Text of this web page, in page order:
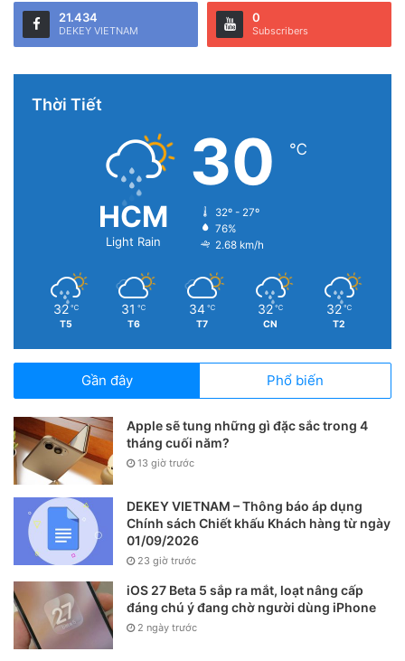
21.434
DEKEY VIETNAM
0
Subscribers
Thời Tiết
HCM
Light Rain
30 ℃
32º - 27º
76%
2.68 km/h
32 ℃
T5
31 ℃
T6
34 ℃
T7
32 ℃
CN
32 ℃
T2
Gần đây Phổ biến
Apple sẽ tung những gì đặc sắc trong 4
tháng cuối năm?
13 giờ trước
DEKEY VIETNAM – Thông báo áp dụng
Chính sách Chiết khấu Khách hàng từ ngày
01/09/2026
23 giờ trước
iOS 27 Beta 5 sắp ra mắt, loạt nâng cấp
đáng chú ý đang chờ người dùng iPhone
2 ngày trước